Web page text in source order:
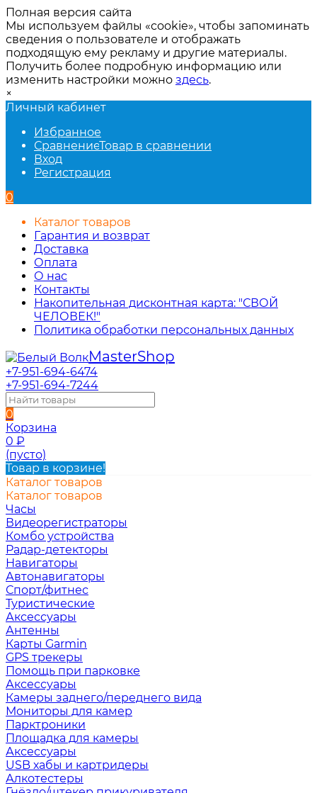
Полная версия сайта
Мы используем файлы «cookie», чтобы запоминать
сведения о пользователе и отображать
подходящую ему рекламу и другие материалы.
Получить более подробную информацию или
изменить настройки можно здесь.
×
Личный кабинет
Избранное
СравнениеТовар в сравнении
Вход
Регистрация
0
Каталог товаров
Гарантия и возврат
Доставка
Оплата
О нас
Контакты
Накопительная дисконтная карта: "СВОЙ
ЧЕЛОВЕК!"
Политика обработки персональных данных
MasterShop
+7-951-694-6474
+7-951-694-7244
0
Корзина
0 ₽
(пусто)
Товар в корзине!
Каталог товаров
Каталог товаров
Часы
Видеорегистраторы
Комбо устройства
Радар-детекторы
Навигаторы
Автонавигаторы
Спорт/фитнес
Туристические
Аксессуары
Антенны
Карты Garmin
GPS трекеры
Помощь при парковке
Аксессуары
Камеры заднего/переднего вида
Мониторы для камер
Парктроники
Площадка для камеры
Аксессуары
USB хабы и картридеры
Алкотестеры